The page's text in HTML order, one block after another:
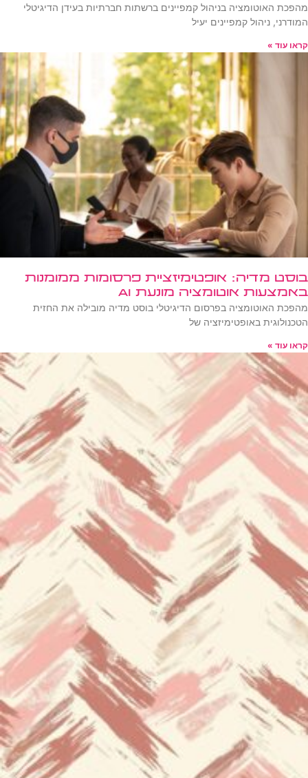
מהפכת האוטומציה בניהול קמפיינים ברשתות חברתיות בעידן הדיגיטלי
המודרני, ניהול קמפיינים יעיל
קראו עוד »
בוסט מדיה: אופטימיזציית פרסומות ממומנות
באמצעות אוטומציה מונעת AI
מהפכת האוטומציה בפרסום הדיגיטלי בוסט מדיה מובילה את החזית
הטכנולוגית באופטימיזציה של
קראו עוד »